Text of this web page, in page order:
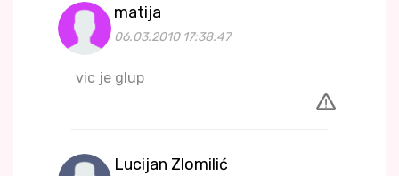
matija
06.03.2010 17:38:47
vic je glup
Lucijan Zlomilić